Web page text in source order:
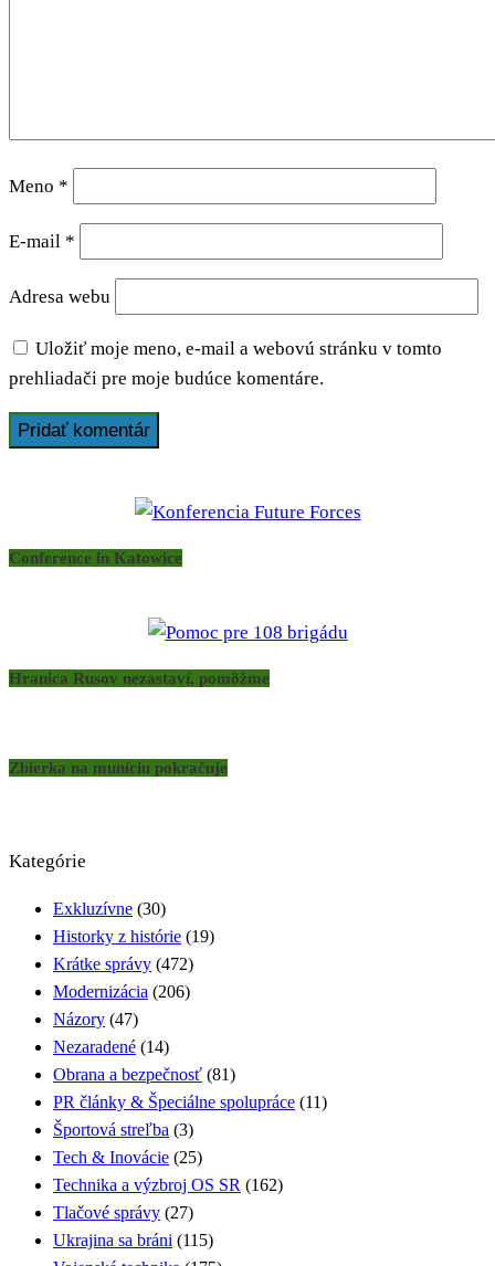
Meno *
E-mail *
Adresa webu
Uložiť moje meno, e-mail a webovú stránku v tomto
prehliadači pre moje budúce komentáre.
Conference in Katowice
Hranica Rusov nezastaví, pomôžme
Zbierka na muníciu pokračuje
Kategórie
Exkluzívne (30)
Historky z histórie (19)
Krátke správy (472)
Modernizácia (206)
Názory (47)
Nezaradené (14)
Obrana a bezpečnosť (81)
PR články & Špeciálne spolupráce (11)
Športová streľba (3)
Tech & Inovácie (25)
Technika a výzbroj OS SR (162)
Tlačové správy (27)
Ukrajina sa bráni (115)